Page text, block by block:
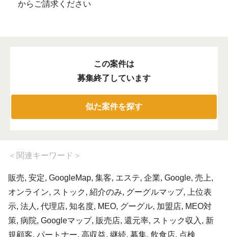
からご請求ください
この案件は
募集終了しています
似た案件を探す
＜ 関連キーワード ＞
販売, 安定, GoogleMap, 集客, エステ, 企業, Google, 売上,
オンライン, ストック, 紹介のみ, グーグルマップ, 上位表
示, 法人, 代理店, 知名度, MEO, グーグル, 加盟店, MEO対
策, 病院, Googleマップ, 販売店, 還元率, ストック収入, 新
規顧客, パートナー, 高収益, 継続, 募集, 飲食店, 点検